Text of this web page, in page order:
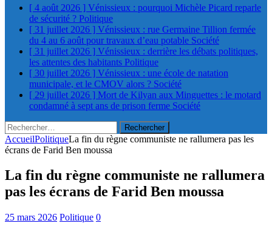
[ 4 août 2026 ] Vénissieux : pourquoi Michèle Picard reparle
de sécurité ? Politique
[ 31 juillet 2026 ] Vénissieux : rue Germaine Tillion fermée
du 4 au 6 août pour travaux d’eau potable Société
[ 31 juillet 2026 ] Vénissieux : derrière les débats politiques,
les attentes des habitants Politique
[ 30 juillet 2026 ] Vénissieux : une école de natation
municipale, et le CMOV alors ? Société
[ 29 juillet 2026 ] Mort de Kilyan aux Minguettes : le motard
condamné à sept ans de prison ferme Société
Rechercher :
AccueilPolitiqueLa fin du règne communiste ne rallumera pas les
écrans de Farid Ben moussa
La fin du règne communiste ne rallumera
pas les écrans de Farid Ben moussa
25 mars 2026 Politique 0